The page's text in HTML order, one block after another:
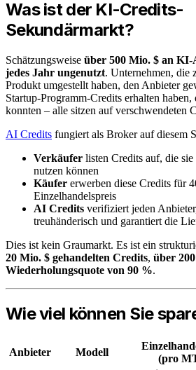
Was ist der KI-Credits-
Sekundärmarkt?
Schätzungsweise über 500 Mio. $ an
jedes Jahr ungenutzt. Unternehmen, die
Produkt umgestellt haben, den Anbieter
Startup-Programm-Credits erhalten
konnten – alle sitzen auf verschwendeten
AI Credits fungiert als Broker auf diesem
Verkäufer listen Credits auf, die
nutzen können
Käufer erwerben diese Credits für
Einzelhandelspreis
AI Credits verifiziert jeden
treuhänderisch und garantiert die
Dies ist kein Graumarkt. Es ist ein
20 Mio. $ gehandelten Credits, über
Wiederholungsquote von 90 %.
Wie viel können Sie
Anbieter Modell
(pro